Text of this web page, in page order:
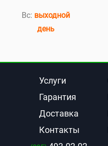
Вс: выходной
день
Услуги
Гарантия
Доставка
Контакты